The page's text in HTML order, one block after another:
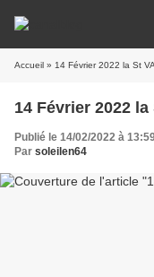
Accueil » 14 Février 2022 la St
14 Février 2022 la
Publié le 14/02/2022 à
Par soleilen64